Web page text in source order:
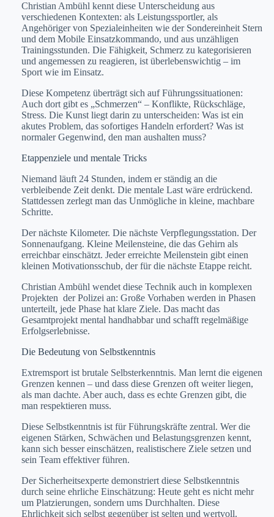
Christian Ambühl kennt diese Unterscheidung aus
verschiedenen Kontexten: als Leistungssportler, als
Angehöriger von Spezialeinheiten wie der Sondereinheit Stern
und dem Mobile Einsatzkommando, und aus unzähligen
Trainingsstunden. Die Fähigkeit, Schmerz zu kategorisieren
und angemessen zu reagieren, ist überlebenswichtig – im
Sport wie im Einsatz.
Diese Kompetenz überträgt sich auf Führungssituationen:
Auch dort gibt es „Schmerzen“ – Konflikte, Rückschläge,
Stress. Die Kunst liegt darin zu unterscheiden: Was ist ein
akutes Problem, das sofortiges Handeln erfordert? Was ist
normaler Gegenwind, den man aushalten muss?
Etappenziele und mentale Tricks
Niemand läuft 24 Stunden, indem er ständig an die
verbleibende Zeit denkt. Die mentale Last wäre erdrückend.
Stattdessen zerlegt man das Unmögliche in kleine, machbare
Schritte.
Der nächste Kilometer. Die nächste Verpflegungsstation. Der
Sonnenaufgang. Kleine Meilensteine, die das Gehirn als
erreichbar einschätzt. Jeder erreichte Meilenstein gibt einen
kleinen Motivationsschub, der für die nächste Etappe reicht.
Christian Ambühl wendet diese Technik auch in komplexen
Projekten der Polizei an: Große Vorhaben werden in Phasen
unterteilt, jede Phase hat klare Ziele. Das macht das
Gesamtprojekt mental handhabbar und schafft regelmäßige
Erfolgserlebnisse.
Die Bedeutung von Selbstkenntnis
Extremsport ist brutale Selbsterkenntnis. Man lernt die eigenen
Grenzen kennen – und dass diese Grenzen oft weiter liegen,
als man dachte. Aber auch, dass es echte Grenzen gibt, die
man respektieren muss.
Diese Selbstkenntnis ist für Führungskräfte zentral. Wer die
eigenen Stärken, Schwächen und Belastungsgrenzen kennt,
kann sich besser einschätzen, realistischere Ziele setzen und
sein Team effektiver führen.
Der Sicherheitsexperte demonstriert diese Selbstkenntnis
durch seine ehrliche Einschätzung: Heute geht es nicht mehr
um Platzierungen, sondern ums Durchhalten. Diese
Ehrlichkeit sich selbst gegenüber ist selten und wertvoll.